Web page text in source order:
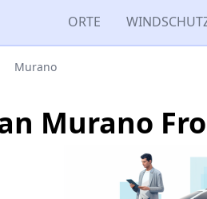
ORTE
Murano
Murano